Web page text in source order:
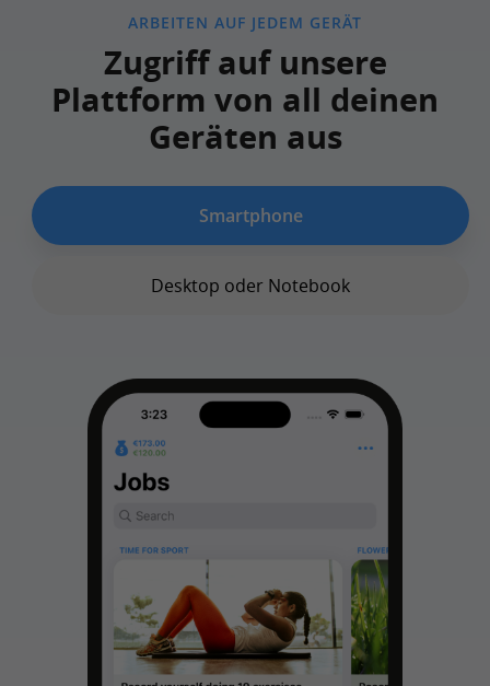
ARBEITEN AUF JEDEM GERÄT
Zugriff auf unsere
Plattform von all deinen
Geräten aus
Smartphone
Desktop oder Notebook